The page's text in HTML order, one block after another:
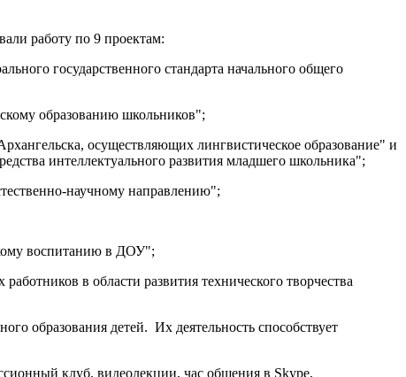
работу по 9 проектам:
государственного стандарта начального общего
образованию школьников";
осуществляющих лингвистическое образование" и
интеллектуального развития младшего школьника";
научному направлению";
воспитанию в ДОУ";
в области развития технического творчества
образования детей. Их деятельность способствует
клуб, видеолекции, час общения в Skype,